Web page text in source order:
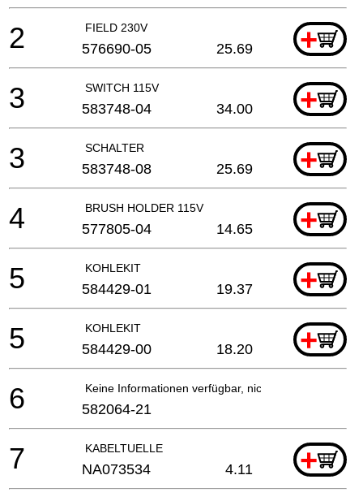
FIELD 230V +
2 576690-05 25.69
SWITCH 115V +
3 583748-04 34.00
SCHALTER +
3 583748-08 25.69
BRUSH HOLDER 115V +
4 577805-04 14.65
KOHLEKIT +
5 584429-01 19.37
KOHLEKIT +
5 584429-00 18.20
Keine Informationen verfügbar, nicht bestellbar
6 582064-21
KABELTUELLE +
7 NA073534 4.11